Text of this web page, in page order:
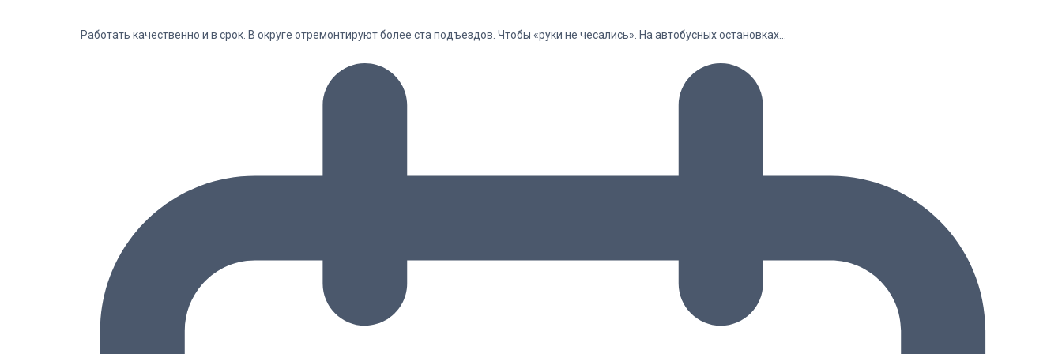
Работать качественно и в срок. В округе отремонтируют более ста подъездов. Чтобы «руки не чесались». На автобусных остановках…